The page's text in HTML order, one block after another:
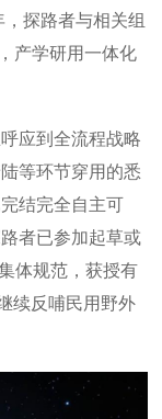
探路者与相关组
产学研用一体化
应到全流程战略
等环节穿用的悉
结完全自主可
者已参加起草或
体规范，获授有
续反哺民用野外